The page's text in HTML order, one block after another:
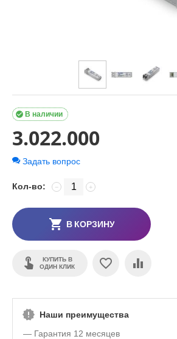
В наличии

3.022.000
Задать вопрос
Кол-во: +
−
В КОРЗИНУ
КУПИТЬ В
ОДИН КЛИК
Наши преимущества
— Гарантия 12 месяцев